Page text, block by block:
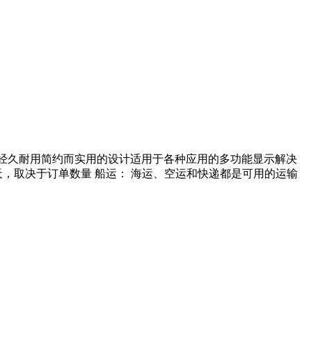
久耐用简约而实用的设计适用于各种应用的多功能显示解决
取决于订单数量 船运： 海运、空运和快递都是可用的运输